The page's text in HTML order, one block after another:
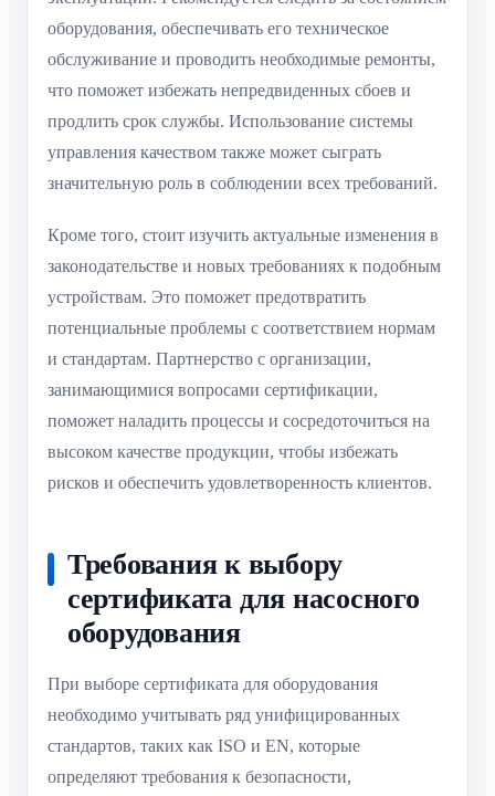
оборудования, обеспечивать его техническое
обслуживание и проводить необходимые ремонты,
что поможет избежать непредвиденных сбоев и
продлить срок службы. Использование системы
управления качеством также может сыграть
значительную роль в соблюдении всех требований.
Кроме того, стоит изучить актуальные изменения в
законодательстве и новых требованиях к подобным
устройствам. Это поможет предотвратить
потенциальные проблемы с соответствием нормам
и стандартам. Партнерство с организации,
занимающимися вопросами сертификации,
поможет наладить процессы и сосредоточиться на
высоком качестве продукции, чтобы избежать
рисков и обеспечить удовлетворенность клиентов.
Требования к выбору
сертификата для насосного
оборудования
При выборе сертификата для оборудования
необходимо учитывать ряд унифицированных
стандартов, таких как ISO и EN, которые
определяют требования к безопасности,